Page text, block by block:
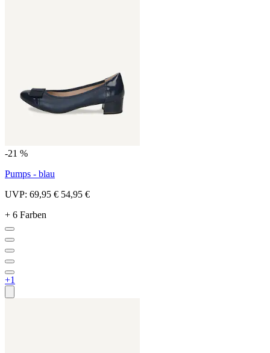
-21 %
Pumps - blau
UVP: 69,95 € 54,95 €
+ 6 Farben
+1